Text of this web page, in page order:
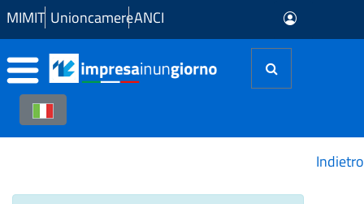
Skip to Main Content
MIMIT UnioncamereANCI
Indietro